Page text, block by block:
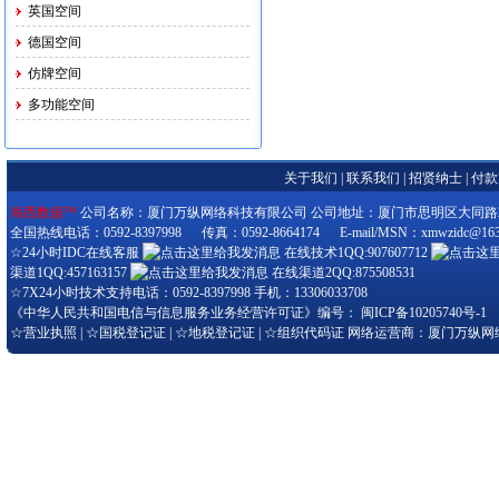
英国空间
德国空间
仿牌空间
多功能空间
关于我们 联系我们 招贤纳士 付
海西数据™ 公司名称：厦门万纵网络科技有限公司 公司地址：厦门市思明区大同路
全国热线电话：0592-8397998 传真：0592-8664174 E-mail/MSN：
☆24小时IDC在线客服
在线技术1QQ:907607712
渠道1QQ:457163157
在线渠道2QQ:875508531
☆7X24小时技术支持电话：0592-8397998 手机：13306033708
《中华人民共和国电信与信息服务业务经营许可证》编号： 闽ICP备10205740号-1
☆营业执照 | ☆ 国税登记证 | ☆地税登记证 | ☆组织代码证 网络运营商：厦门万纵